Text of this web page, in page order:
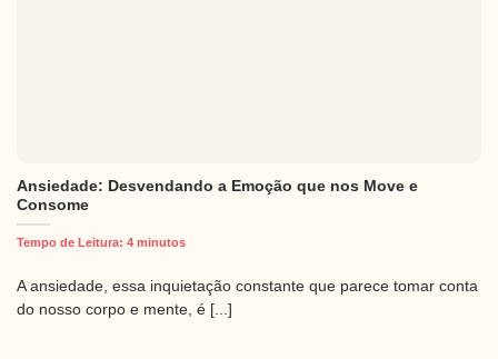
Ansiedade: Desvendando a Emoção que nos Move e
Consome
Tempo de Leitura: 4 minutos
A ansiedade, essa inquietação constante que parece tomar conta
do nosso corpo e mente, é [...]